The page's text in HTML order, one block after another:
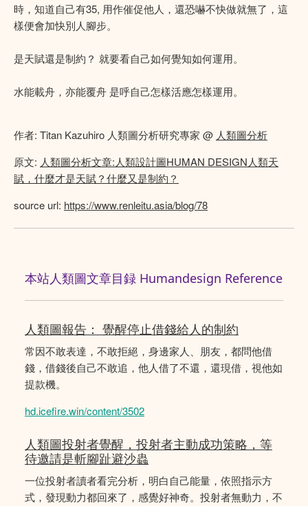
時，知道自己有35, 用作催促他人，還恐嚇不快做就無了，這
樣便會加快別人腳步。
是天賦還是制約？ 就要看自己如何覺知如何運用。
水能載舟，亦能覆舟 是呼自己怎樣活應怎樣運用。
作者: Titan Kazuhiro 人類圖分析研究專家 @ 人類圖分析
原文: 人類圖分析文章:人類設計圖HUMAN DESIGN人類天
賦，什麼才是天賦？什麼又是制約？
source url: https://www.renleitu.asia/blog/78
本站人類圖文章目録 Humandesign Reference
人類圖報告： 覺醒停止借錢給人的制約
常因不敢表達，不敢拒絕，身邊家人、朋友，都問他借
錢，借錢後自己不敢追，他人借了不還，還現借，視他如
提款機。
hd.icefire.win/content/3502
人類圖投射者覺醒，投射者主動成功策略，等
待邀請是斬腳趾避沙蟲
一位投射者讀者看完分析，明白自己能量，依照指示方
式，發現動力都回來了，感覺好神奇。投射者無動力，不